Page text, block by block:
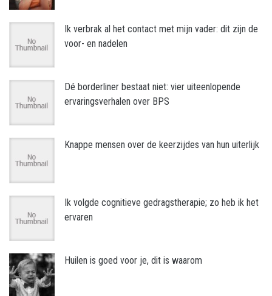
Ik verbrak al het contact met mijn vader: dit zijn de
voor- en nadelen
Dé borderliner bestaat niet: vier uiteenlopende
ervaringsverhalen over BPS
Knappe mensen over de keerzijdes van hun uiterlijk
Ik volgde cognitieve gedragstherapie; zo heb ik het
ervaren
Huilen is goed voor je, dit is waarom